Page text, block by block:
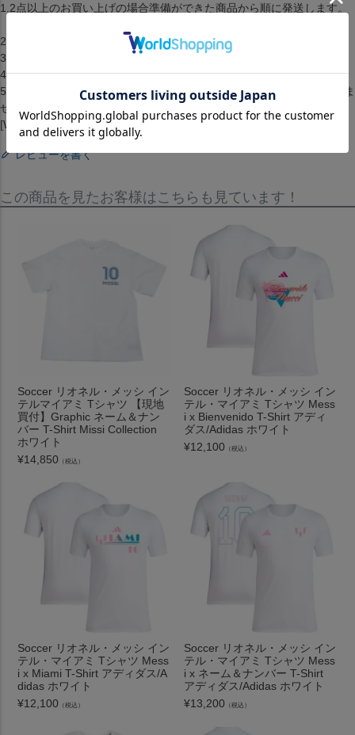
1.2点以上のお買い上げの場合準備ができた商品から順に発送します。
2.お客様都合によるキャンセル・返品はできません。
3.メーカーが在庫を確保できず、キャンセルとなる場合がございます。
4.仕様が変更される場合もございます。
5.配送までに1ヶ月から2ヶ月ほどかかります。（配送日の指定はできま
せん）[RETAKE][Tシャツ][トップス][Playmaker Foot T-shirt][Neymar]
[White]
レビューを書く
この商品を見たお客様はこちらも見ています！
Soccer リオネル・メッシ イン
テルマイアミ Tシャツ 【現地
買付】Graphic ネーム＆ナン
バー T-Shirt Missi Collection
ホワイト
¥14,850 （税込）
Soccer リオネル・メッシ イン
テル・マイアミ Tシャツ Mess
i x Bienvenido T-Shirt アディ
ダス/Adidas ホワイト
¥12,100 （税込）
Soccer リオネル・メッシ イン
テル・マイアミ Tシャツ Mess
i x Miami T-Shirt アディダス/A
didas ホワイト
¥12,100 （税込）
Soccer リオネル・メッシ イン
テル・マイアミ Tシャツ Mess
i x ネーム＆ナンバー T-Shirt
アディダス/Adidas ホワイト
¥13,200 （税込）